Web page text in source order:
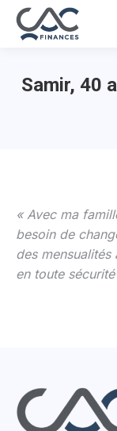
Samir, 40
« Avec ma
besoin de
des mensualités
en toute